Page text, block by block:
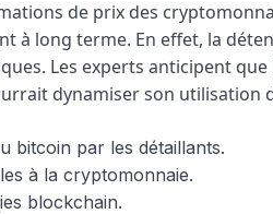
de prix des
à long terme. En effet, la
Les experts anticipent
dynamiser son utilisation
bitcoin par les détaillants.
à la cryptomonnaie.
blockchain.